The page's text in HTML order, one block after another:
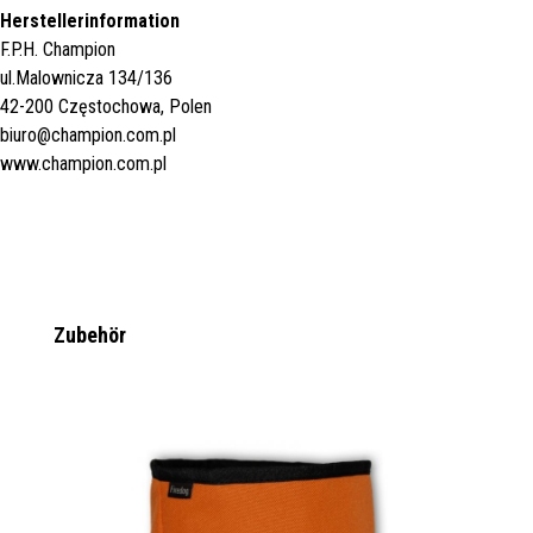
Herstellerinformation
F.P.H. Champion
ul.Malownicza 134/136
42-200 Częstochowa, Polen
biuro@champion.com.pl
www.champion.com.pl
Produktgalerie überspringen
Zubehör